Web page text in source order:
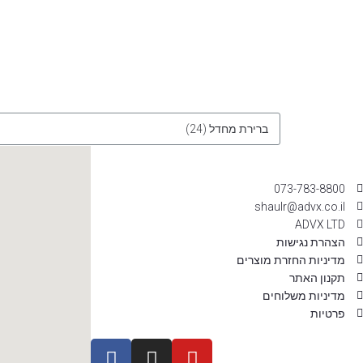
073-783-8800
shaulr@advx.co.il
ADVX LTD
הצהרת נגישות
מדיניות החזרת מוצרים
תקנון האתר
מדיניות משלוחים
פרטיות